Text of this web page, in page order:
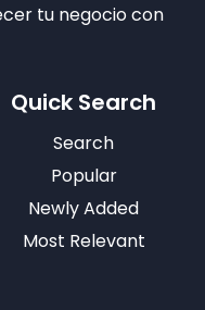
tu negocio con
Quick Search
Search
Popular
Newly Added
Most Relevant